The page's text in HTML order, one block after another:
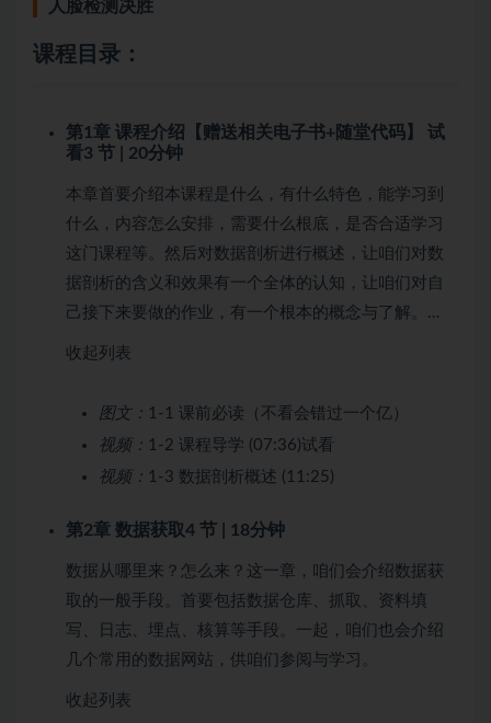
人脸检测决胜
课程目录：
第1章 课程介绍【赠送相关电子书+随堂代码】 试
看3 节 | 20分钟
本章首要介绍本课程是什么，有什么特色，能学习到
什么，内容怎么安排，需要什么根底，是否合适学习
这门课程等。然后对数据剖析进行概述，让咱们对数
据剖析的含义和效果有一个全体的认知，让咱们对自
己接下来要做的作业，有一个根本的概念与了解。…
收起列表
图文： 1-1 课前必读（不看会错过一个亿）
视频： 1-2 课程导学 (07:36)试看
视频： 1-3 数据剖析概述 (11:25)
第2章 数据获取4 节 | 18分钟
数据从哪里来？怎么来？这一章，咱们会介绍数据获
取的一般手段。首要包括数据仓库、抓取、资料填
写、日志、埋点、核算等手段。一起，咱们也会介绍
几个常用的数据网站，供咱们参阅与学习。
收起列表